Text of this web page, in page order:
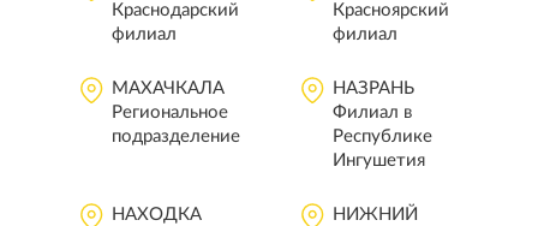
Краснодарский
филиал
Красноярский
филиал
МАХАЧКАЛА
Региональное
подразделение
НАЗРАНЬ
Филиал в
Республике
Ингушетия
НАХОДКА
НИЖНИЙ